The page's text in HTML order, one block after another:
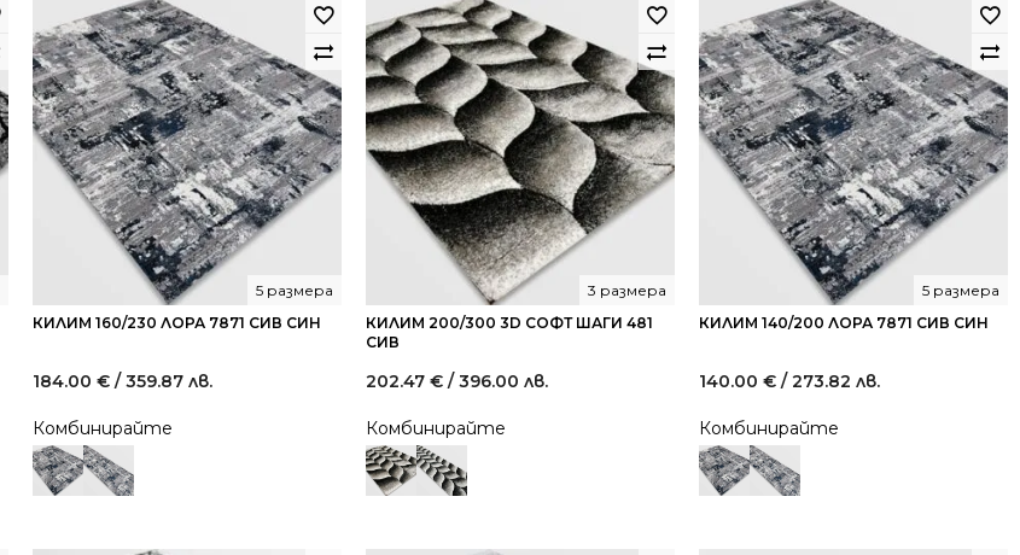
КИЛИМ 160/230 ЛОРА 7871 СИВ СИН
5 размера
184.00 € / 359.87 лв.
Комбинирайте
КИЛИМ 200/300 3D СОФТ ШАГИ 481
СИВ
3 размера
202.47 € / 396.00 лв.
Комбинирайте
КИЛИМ 140/200 ЛОРА 7871 СИВ СИН
5 размера
140.00 € / 273.82 лв.
Комбинирайте